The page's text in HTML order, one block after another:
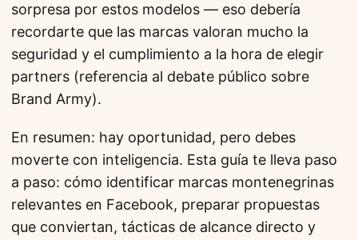
sorpresa por estos modelos — eso debería
recordarte que las marcas valoran mucho la
seguridad y el cumplimiento a la hora de elegir
partners (referencia al debate público sobre
Brand Army).
En resumen: hay oportunidad, pero debes
moverte con inteligencia. Esta guía te lleva paso
a paso: cómo identificar marcas montenegrinas
relevantes en Facebook, preparar propuestas
que conviertan, tácticas de alcance directo y